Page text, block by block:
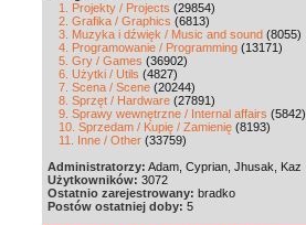
1. Projekty / Projects (29854)
2. Grafika / Graphics (6813)
3. Muzyka i dźwięk / Music and sound (8055)
4. Programowanie / Programming (13171)
5. Gry / Games (36902)
6. Użytki / Utils (4827)
7. Scena / Scene (20244)
8. Sprzęt / Hardware (27891)
9. Sprawy wewnętrzne / Internal affairs (5842)
10. Sprzedam / Kupię / Zamienię (8193)
11. Inne / Other (33759)
Administratorzy: Adam, Cyprian, Jhusak, Kaz
Użytkowników: 3072
Ostatnio zarejestrowany: bradko
Postów ostatniej doby: 5